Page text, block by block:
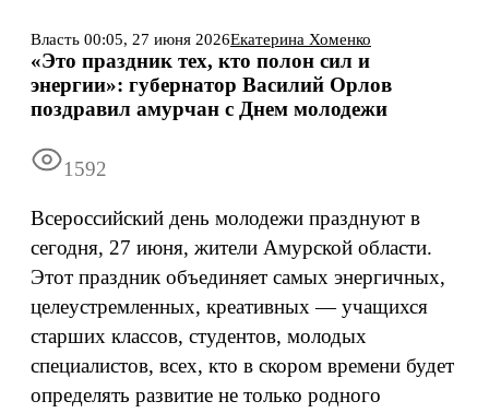
Информация Подписка Реклама Все новостиАрхив
Власть 00:05, 27 июня 2026Екатерина Хоменко
«Это праздник тех, кто полон сил и
энергии»: губернатор Василий Орлов
поздравил амурчан с Днем молодежи
1592
Всероссийский день молодежи празднуют в
сегодня, 27 июня, жители Амурской области.
Этот праздник объединяет самых энергичных,
целеустремленных, креативных — учащихся
старших классов, студентов, молодых
специалистов, всех, кто в скором времени будет
определять развитие не только родного